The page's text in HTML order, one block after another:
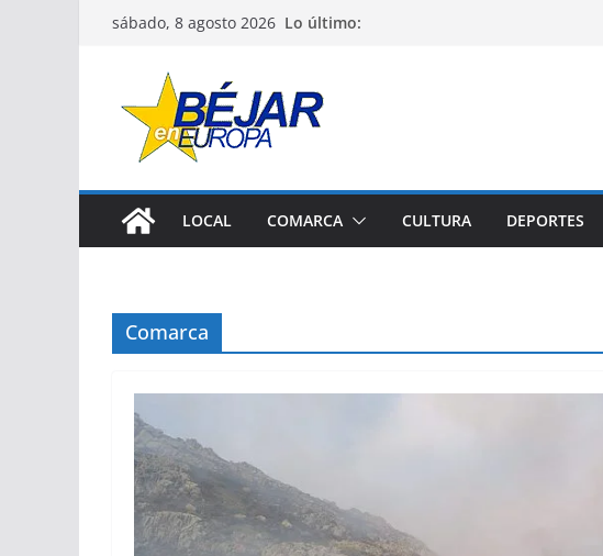
Saltarsábado, 8 agosto 2026 Lo último:
LOCAL COMARCA CULTURA DEPORTES
Comarca